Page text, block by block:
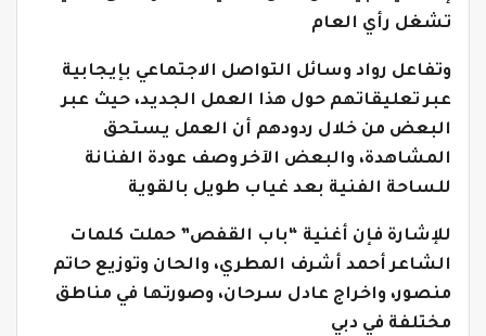
تشغل رأي العام
وتفاعل رواد وسائل التواصل الاجتماعي بإيجابية
عبر تعليقاتهم حول هذا العمل الجديد، حيث عبر
البعض من خلال ردودهم أن العمل يستحق
المشاهدة، والبعض الآخر وصف عودة الفنانة
للساحة الفنية بعد غياب طويل بالقوية
للإشارة فإن أغنية “باب القفص” حملت كلمات
الشاعر أحمد أشرف المطري، والحان وتوزيع حاتم
منصور، واخراج عادل سرحان، وصورتها في مناطق
مختلفة في دبي